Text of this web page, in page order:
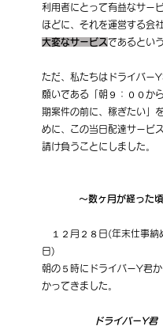
利用者にとって有益なサー
ほどに、それを運営する会
大変なサービスであるとい
ただ、私たちはドライバーY
願いである「朝９：００か
期案件の前に、稼ぎたい」
めに、この当日配達サービ
請け負うことにしました。
〜数ヶ月が経った
１２月２８日(年末仕事納
日)
朝の５時にドライバーY君
かってきました。
ドライバーY君